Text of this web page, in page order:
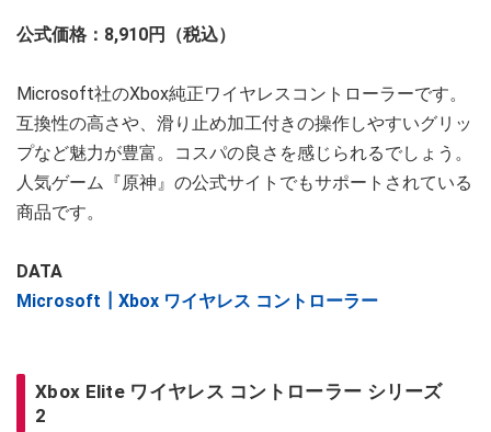
公式価格：8,910円（税込）
Microsoft社のXbox純正ワイヤレスコントローラーです。
互換性の高さや、滑り止め加工付きの操作しやすいグリッ
プなど魅力が豊富。コスパの良さを感じられるでしょう。
人気ゲーム『原神』の公式サイトでもサポートされている
商品です。
DATA
Microsoft┃Xbox ワイヤレス コントローラー
Xbox Elite ワイヤレス コントローラー シリーズ
2